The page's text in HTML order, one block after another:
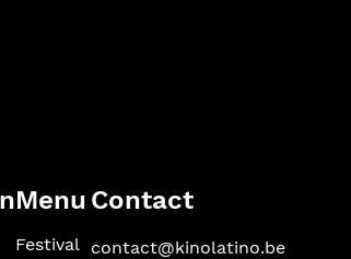
Menu
Festival
Contact
contact@kinolatino.be